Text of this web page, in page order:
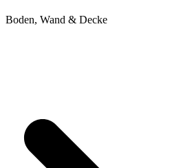
Boden, Wand & Decke